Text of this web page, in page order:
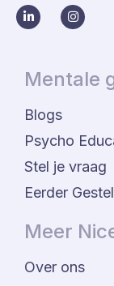
Mentale
Blogs
Psycho
Stel je vraag
Eerder
Meer
Over ons